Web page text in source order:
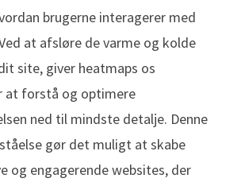
brugerne interagerer med
at afsløre de varme og kolde
site, giver heatmaps os
at forstå og optimere
ned til mindste detalje. Denne
gør det muligt at skabe
og engagerende websites, der